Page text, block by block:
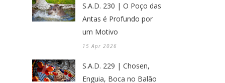
S.A.D. 230 | O Poço das
Antas é Profundo por
um Motivo
15 Apr 2026
S.A.D. 229 | Chosen,
Enguia, Boca no Balão